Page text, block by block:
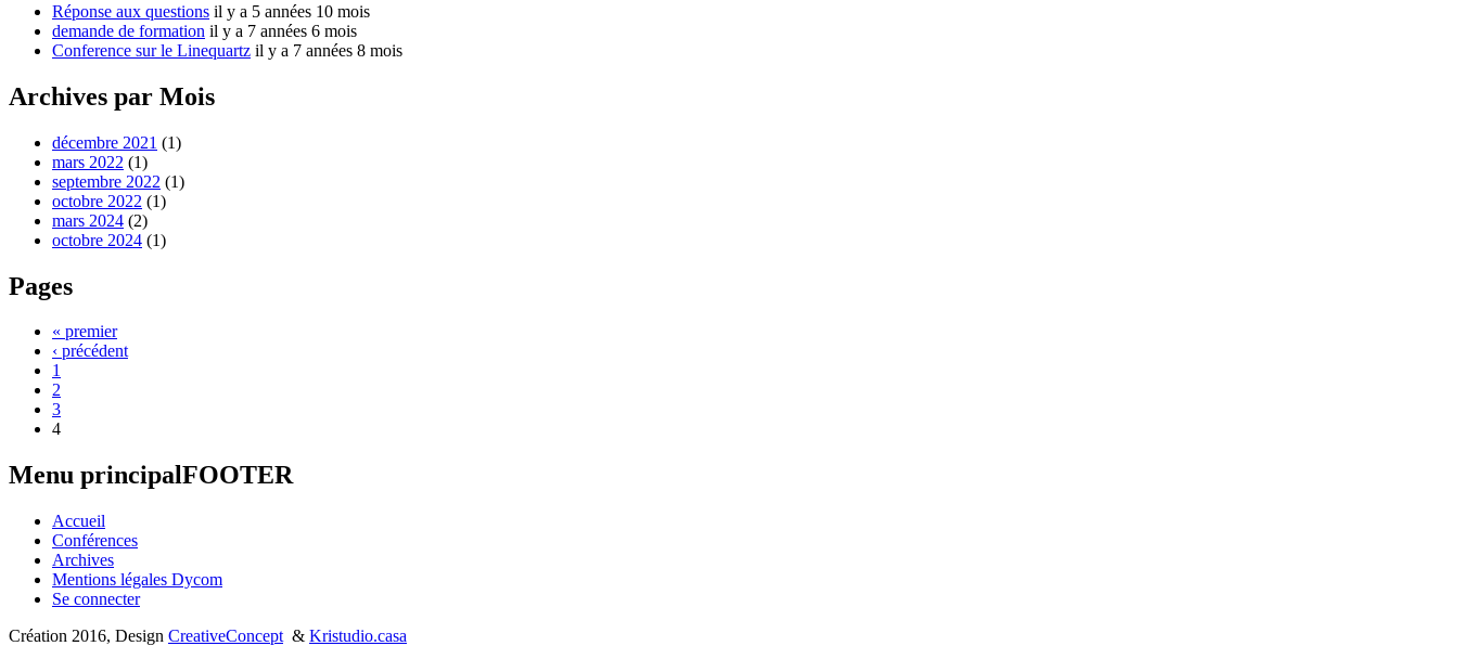
Réponse aux questions il y a 5 années 10 mois
demande de formation il y a 7 années 6 mois
Conference sur le Linequartz il y a 7 années 8 mois
Archives par Mois
décembre 2021 (1)
mars 2022 (1)
septembre 2022 (1)
octobre 2022 (1)
mars 2024 (2)
octobre 2024 (1)
Pages
« premier
‹ précédent
1
2
3
4
Menu principalFOOTER
Accueil
Conférences
Archives
Mentions légales Dycom
Se connecter
Création 2016, Design CreativeConcept & Kristudio.casa